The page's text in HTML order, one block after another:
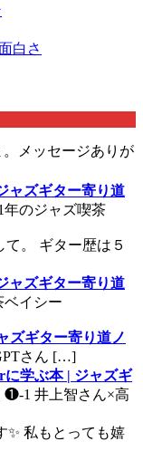
白さ
。メッセージありが
ャズギター寄り道
のジャズ喫茶
。 ギター歴は５
ャズギター寄り道
イシー
ズギター寄り道ノ
さん […]
に学ぶ本 | ジャズギ
1 井上智さん×高
✨ 私もとっても嬉